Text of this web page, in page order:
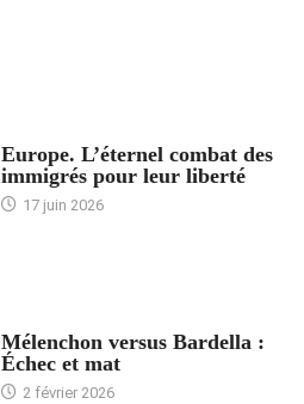
Europe. L’éternel combat des
immigrés pour leur liberté
17 juin 2026
Mélenchon versus Bardella :
Échec et mat
2 février 2026